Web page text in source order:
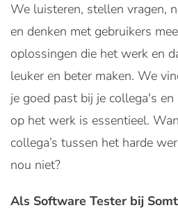
We luisteren, stellen vragen,
en denken met gebruikers
oplossingen die het werk en
leuker en beter maken. We
je goed past bij je collega's
op het werk is essentieel.
collega’s tussen het harde
nou niet?
Als Software Tester bij